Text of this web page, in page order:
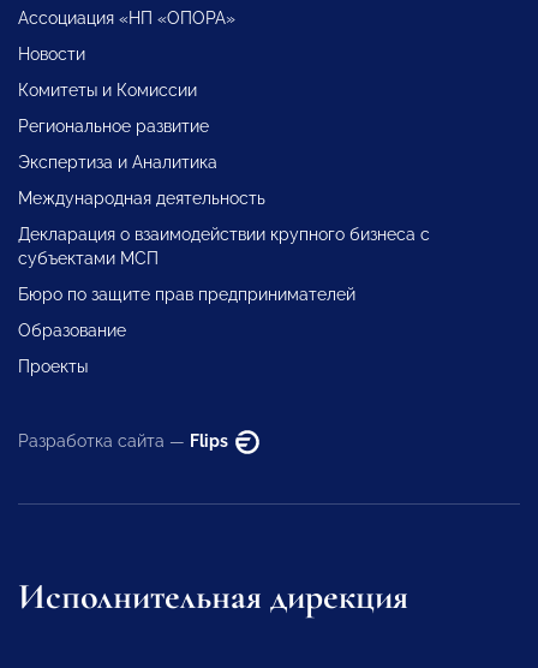
Ассоциация «НП «ОПОРА»
Новости
Комитеты и Комиссии
Региональное развитие
Экспертиза и Аналитика
Международная деятельность
Декларация о взаимодействии крупного бизнеса с
субъектами МСП
Бюро по защите прав предпринимателей
Образование
Проекты
Разработка сайта — Flips
Исполнительная дирекция